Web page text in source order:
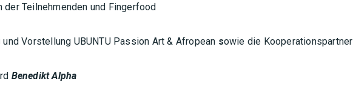
der Teilnehmenden und Fingerfood
und Vorstellung UBUNTU Passion Art & Afropean sowie die Kooperationspartner
Benedikt Alpha